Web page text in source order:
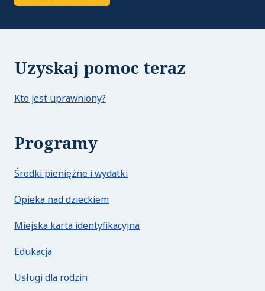
Uzyskaj pomoc teraz
Kto jest uprawniony?
Programy
Środki pieniężne i wydatki
Opieka nad dzieckiem
Miejska karta identyfikacyjna
Edukacja
Usługi dla rodzin